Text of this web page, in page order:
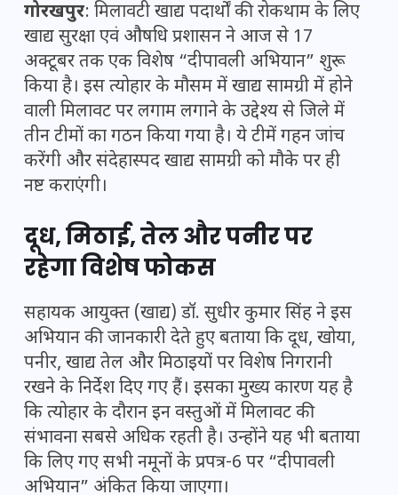
गोरखपुर: मिलावटी खाद्य पदार्थों की रोकथाम के लिए
खाद्य सुरक्षा एवं औषधि प्रशासन ने आज से 17
अक्टूबर तक एक विशेष “दीपावली अभियान” शुरू
किया है। इस त्योहार के मौसम में खाद्य सामग्री में होने
वाली मिलावट पर लगाम लगाने के उद्देश्य से जिले में
तीन टीमों का गठन किया गया है। ये टीमें गहन जांच
करेंगी और संदेहास्पद खाद्य सामग्री को मौके पर ही
नष्ट कराएंगी।
दूध, मिठाई, तेल और पनीर पर
रहेगा विशेष फोकस
सहायक आयुक्त (खाद्य) डॉ. सुधीर कुमार सिंह ने इस
अभियान की जानकारी देते हुए बताया कि दूध, खोया,
पनीर, खाद्य तेल और मिठाइयों पर विशेष निगरानी
रखने के निर्देश दिए गए हैं। इसका मुख्य कारण यह है
कि त्योहार के दौरान इन वस्तुओं में मिलावट की
संभावना सबसे अधिक रहती है। उन्होंने यह भी बताया
कि लिए गए सभी नमूनों के प्रपत्र-6 पर “दीपावली
अभियान” अंकित किया जाएगा।